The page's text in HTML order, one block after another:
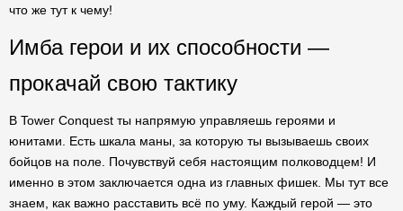
что же тут к чему!
Имба герои и их способности —
прокачай свою тактику
В Tower Conquest ты напрямую управляешь героями и
юнитами. Есть шкала маны, за которую ты вызываешь своих
бойцов на поле. Почувствуй себя настоящим полководцем! И
именно в этом заключается одна из главных фишек. Мы тут все
знаем, как важно расставить всё по уму. Каждый герой — это